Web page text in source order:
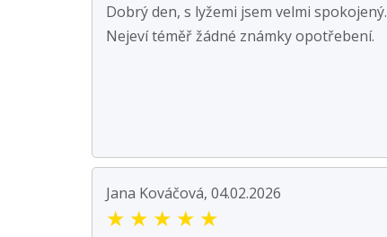
Dobrý den, s lyžemi jsem velmi spokojený.
Nejeví téměř žádné známky opotřebení.
Jana Kováčová, 04.02.2026
★ ★ ★ ★ ★